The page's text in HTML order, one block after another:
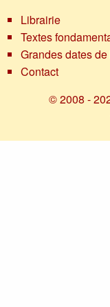
Librairie
Textes
Grandes dates
Contact
© 2008 -